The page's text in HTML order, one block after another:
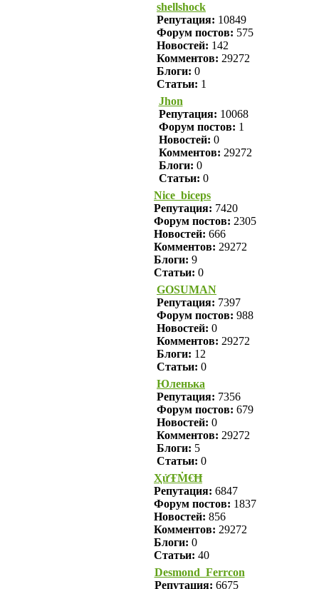
shellshock
Репутация: 10849
Форум постов: 575
Новостей: 142
Комментов: 29272
Блоги: 0
Статьи: 1
Jhon
Репутация: 10068
Форум постов: 1
Новостей: 0
Комментов: 29272
Блоги: 0
Статьи: 0
Nice_biceps
Репутация: 7420
Форум постов: 2305
Новостей: 666
Комментов: 29272
Блоги: 9
Статьи: 0
GOSUMAN
Репутация: 7397
Форум постов: 988
Новостей: 0
Комментов: 29272
Блоги: 12
Статьи: 0
Юленька
Репутация: 7356
Форум постов: 679
Новостей: 0
Комментов: 29272
Блоги: 5
Статьи: 0
ҲửŦṀ€Ħ
Репутация: 6847
Форум постов: 1837
Новостей: 856
Комментов: 29272
Блоги: 0
Статьи: 40
Desmond_Ferrcon
Репутация: 6675